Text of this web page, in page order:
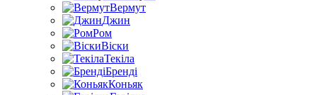
Вермут
Джин
Ром
Віски
Текіла
Бренді
Коньяк